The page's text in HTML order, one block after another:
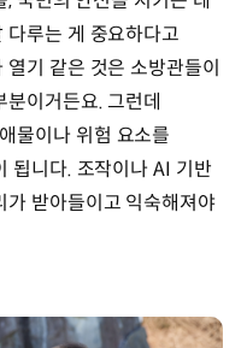
루는 게 중요하다고
기 같은 것은 소방관들이
이거든요. 그런데
물이나 위험 요소를
됩니다. 조작이나 AI 기반
받아들이고 익숙해져야